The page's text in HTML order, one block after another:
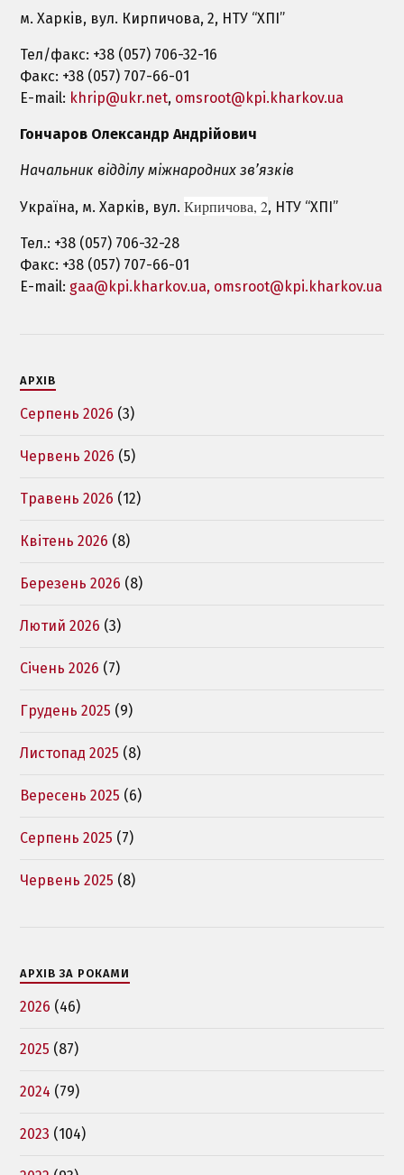
м. Харкiв, вул. Кирпичова, 2, НТУ “ХПI”
Тел/факс: +38 (057) 706-32-16
Факс: +38 (057) 707-66-01
E-mail: khrip@ukr.net, omsroot@kpi.kharkov.ua
Гончаров Олександр Андрiйович
Начальник вiддiлу мiжнародних зв’язкiв
Україна, м. Харкiв, вул.Кирпичова, 2, НТУ “ХПI”
Тел.: +38 (057) 706-32-28
Факс: +38 (057) 707-66-01
E-mail: gaa@kpi.kharkov.ua, omsroot@kpi.kharkov.ua
АРХІВ
Серпень 2026 (3)
Червень 2026 (5)
Травень 2026 (12)
Квітень 2026 (8)
Березень 2026 (8)
Лютий 2026 (3)
Січень 2026 (7)
Грудень 2025 (9)
Листопад 2025 (8)
Вересень 2025 (6)
Серпень 2025 (7)
Червень 2025 (8)
АРХІВ ЗА РОКАМИ
2026 (46)
2025 (87)
2024 (79)
2023 (104)